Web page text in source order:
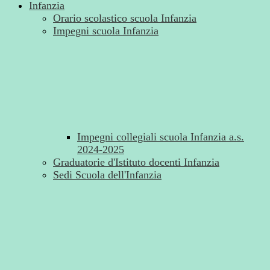
Infanzia
Orario scolastico scuola Infanzia
Impegni scuola Infanzia
Impegni collegiali scuola Infanzia a.s.
2024-2025
Graduatorie d'Istituto docenti Infanzia
Sedi Scuola dell'Infanzia